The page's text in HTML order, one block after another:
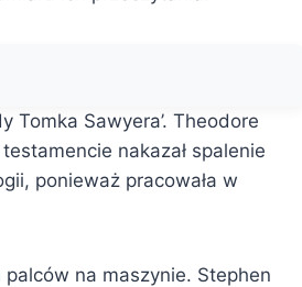
Tomka Sawyera’. Theodore
nakazał spalenie
ponieważ pracowała w
palców na maszynie. Stephen